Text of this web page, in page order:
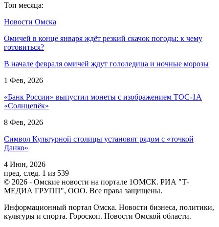
Топ месяца:
Новости Омска
Омичей в конце января ждёт резкий скачок погоды: к чему
готовиться?
В начале февраля омичей ждут гололедица и ночные морозы
1 Фев, 2026
«Банк России» выпустил монеты с изображением ТОС-1А
«Солнцепёк»
8 Фев, 2026
Символ Культурной столицы установят рядом с «точкой
Данко»
4 Июн, 2026
пред. след. 1 из 539
© 2026 - Омские новости на портале 1ОМСК. РИА "Т-
МЕДИА ГРУПП", ООО. Все права защищены.
Информационный портал Омска. Новости бизнеса, политики,
культуры и спорта. Гороскоп. Новости Омской области.